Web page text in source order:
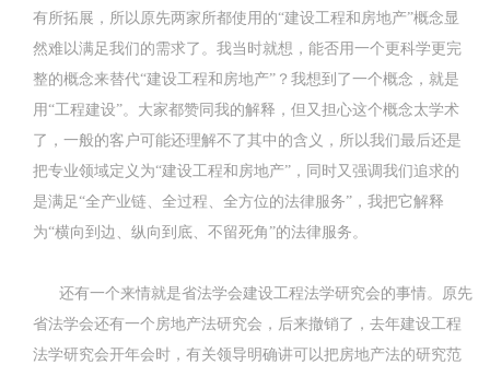
有所拓展，所以原先两家所都使用的“建设工程和房地产”概念显
然难以满足我们的需求了。我当时就想，能否用一个更科学更完
整的概念来替代“建设工程和房地产”？我想到了一个概念，就是
用“工程建设”。大家都赞同我的解释，但又担心这个概念太学术
了，一般的客户可能还理解不了其中的含义，所以我们最后还是
把专业领域定义为“建设工程和房地产”，同时又强调我们追求的
是满足“全产业链、全过程、全方位的法律服务”，我把它解释
为“横向到边、纵向到底、不留死角”的法律服务。
还有一个来情就是省法学会建设工程法学研究会的事情。原先
省法学会还有一个房地产法研究会，后来撤销了，去年建设工程
法学研究会开年会时，有关领导明确讲可以把房地产法的研究范